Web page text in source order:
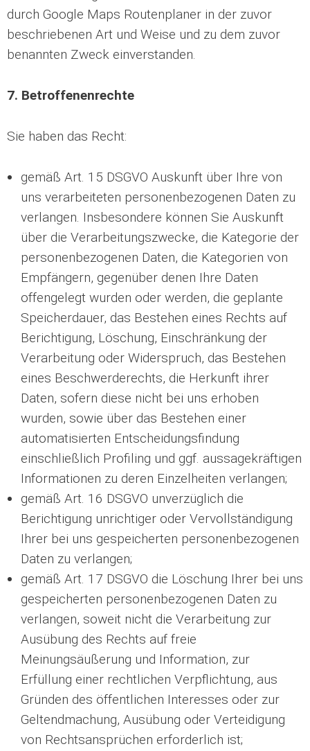
durch Google Maps Routenplaner in der zuvor
beschriebenen Art und Weise und zu dem zuvor
benannten Zweck einverstanden.
7. Betroffenenrechte
Sie haben das Recht:
gemäß Art. 15 DSGVO Auskunft über Ihre von
uns verarbeiteten personenbezogenen Daten zu
verlangen. Insbesondere können Sie Auskunft
über die Verarbeitungszwecke, die Kategorie der
personenbezogenen Daten, die Kategorien von
Empfängern, gegenüber denen Ihre Daten
offengelegt wurden oder werden, die geplante
Speicherdauer, das Bestehen eines Rechts auf
Berichtigung, Löschung, Einschränkung der
Verarbeitung oder Widerspruch, das Bestehen
eines Beschwerderechts, die Herkunft ihrer
Daten, sofern diese nicht bei uns erhoben
wurden, sowie über das Bestehen einer
automatisierten Entscheidungsfindung
einschließlich Profiling und ggf. aussagekräftigen
Informationen zu deren Einzelheiten verlangen;
gemäß Art. 16 DSGVO unverzüglich die
Berichtigung unrichtiger oder Vervollständigung
Ihrer bei uns gespeicherten personenbezogenen
Daten zu verlangen;
gemäß Art. 17 DSGVO die Löschung Ihrer bei uns
gespeicherten personenbezogenen Daten zu
verlangen, soweit nicht die Verarbeitung zur
Ausübung des Rechts auf freie
Meinungsäußerung und Information, zur
Erfüllung einer rechtlichen Verpflichtung, aus
Gründen des öffentlichen Interesses oder zur
Geltendmachung, Ausübung oder Verteidigung
von Rechtsansprüchen erforderlich ist;